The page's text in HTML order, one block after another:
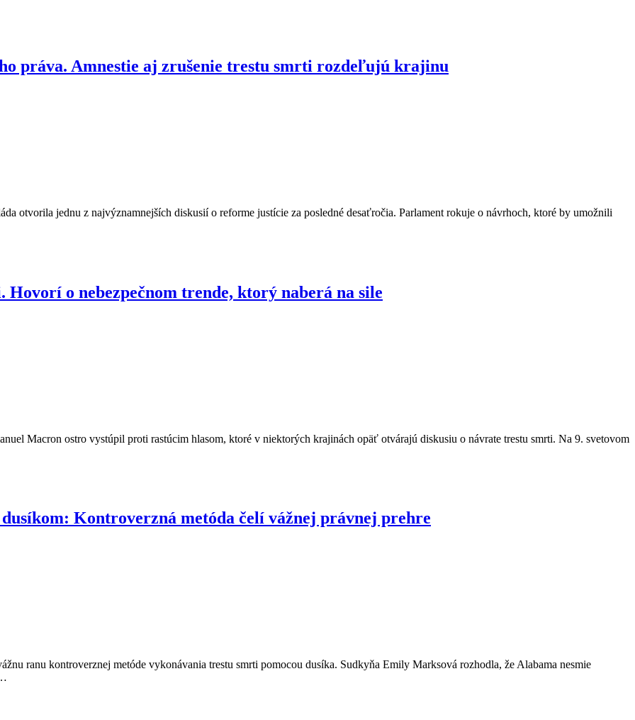
práva. Amnestie aj zrušenie trestu smrti rozdeľujú krajinu
otvorila jednu z najvýznamnejších diskusií o reforme justície za posledné desaťročia. Parlament rokuje o návrhoch, ktoré by umožnili
o nebezpečnom trende, ktorý naberá na sile
Macron ostro vystúpil proti rastúcim hlasom, ktoré v niektorých krajinách opäť otvárajú diskusiu o návrate trestu smrti. Na 9. svetovom
Kontroverzná metóda čelí vážnej právnej prehre
ranu kontroverznej metóde vykonávania trestu smrti pomocou dusíka. Sudkyňa Emily Marksová rozhodla, že Alabama nesmie